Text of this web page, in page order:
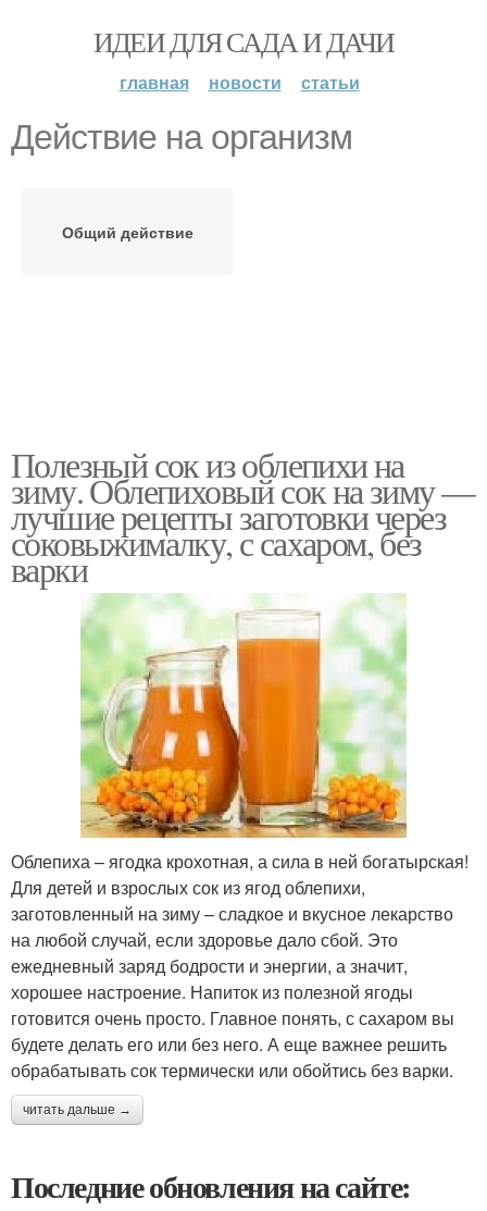
ИДЕИ ДЛЯ САДА И ДАЧИ
главная новости статьи
Действие на организм
Общий действие
Полезный сок из облепихи на
зиму. Облепиховый сок на зиму —
лучшие рецепты заготовки через
соковыжималку, с сахаром, без
варки
Облепиха – ягодка крохотная, а сила в ней богатырская!
Для детей и взрослых сок из ягод облепихи,
заготовленный на зиму – сладкое и вкусное лекарство
на любой случай, если здоровье дало сбой. Это
ежедневный заряд бодрости и энергии, а значит,
хорошее настроение. Напиток из полезной ягоды
готовится очень просто. Главное понять, с сахаром вы
будете делать его или без него. А еще важнее решить
обрабатывать сок термически или обойтись без варки.
читать дальше →
Последние обновления на сайте: